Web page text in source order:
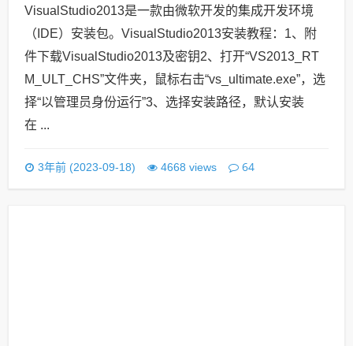
VisualStudio2013是一款由微软开发的集成开发环境
（IDE）安装包。VisualStudio2013安装教程：1、附
件下载VisualStudio2013及密钥2、打开“VS2013_RT
M_ULT_CHS”文件夹，鼠标右击“vs_ultimate.exe”，选
择“以管理员身份运行”3、选择安装路径，默认安装
在 ...
3年前 (2023-09-18) 4668 views 64